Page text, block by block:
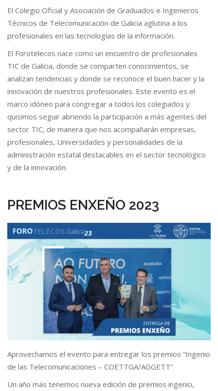
El Colegio Oficial y Asociación de Graduados e Ingenieros
Técnicos de Telecomunicación de Galicia aglutina a los
profesionales en las tecnologías de la información.
El Forotelecos nace como un encuentro de profesionales
TIC de Galicia, donde se comparten conocimientos, se
analizan tendencias y donde se reconoce el buen hacer y la
innovación de nuestros profesionales. Este evento es el
marco idóneo para congregar a todos los colegiados y
quisimos seguir abriendo la participación a más agentes del
sector TIC, de manera que nos acompañarán empresas,
profesionales, Universidades y personalidades de la
administración estatal destacables en el sector tecnológico
y de la innovación.
PREMIOS ENXEÑO 2023
Aprovechamos el evento para entregar los premios “Ingenio
de las Telecomunicaciones – COETTGA/AGGETT”
Un año más tenemos nueva edición de premios ingenio,